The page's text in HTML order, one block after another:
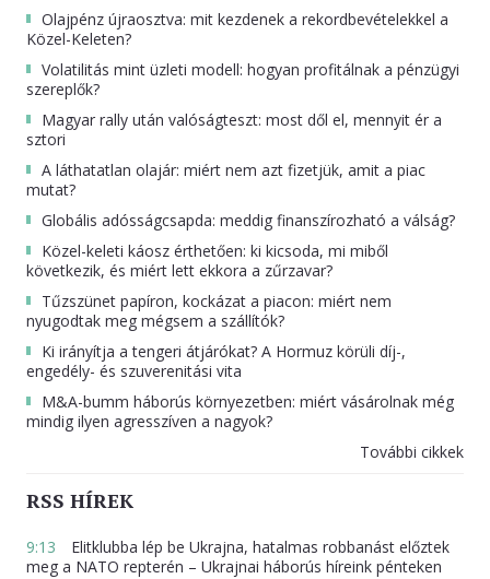
Olajpénz újraosztva: mit kezdenek a rekordbevételekkel a
Közel-Keleten?
Volatilitás mint üzleti modell: hogyan profitálnak a pénzügyi
szereplők?
Magyar rally után valóságteszt: most dől el, mennyit ér a
sztori
A láthatatlan olajár: miért nem azt fizetjük, amit a piac
mutat?
Globális adósságcsapda: meddig finanszírozható a válság?
Közel-keleti káosz érthetően: ki kicsoda, mi miből
következik, és miért lett ekkora a zűrzavar?
Tűzszünet papíron, kockázat a piacon: miért nem
nyugodtak meg mégsem a szállítók?
Ki irányítja a tengeri átjárókat? A Hormuz körüli díj-,
engedély- és szuverenitási vita
M&A-bumm háborús környezetben: miért vásárolnak még
mindig ilyen agresszíven a nagyok?
További cikkek
RSS HÍREK
9:13
Elitklubba lép be Ukrajna, hatalmas robbanást előztek
meg a NATO repterén – Ukrajnai háborús híreink pénteken